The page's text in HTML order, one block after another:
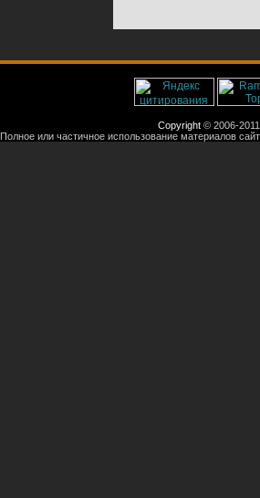
Copyright © 2006-
Полное или частичное использование материалов